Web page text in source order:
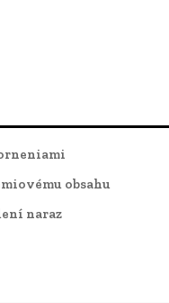
obsahu
naraz